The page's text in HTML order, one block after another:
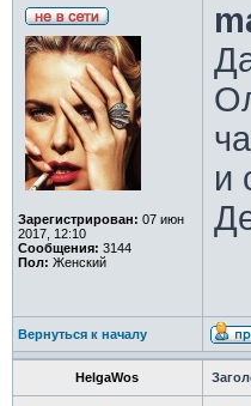
Зарегистрирован: 07 июн
2017, 12:10
Сообщения: 3144
Пол: Женский
и
Вернуться к началу
HelgaWos